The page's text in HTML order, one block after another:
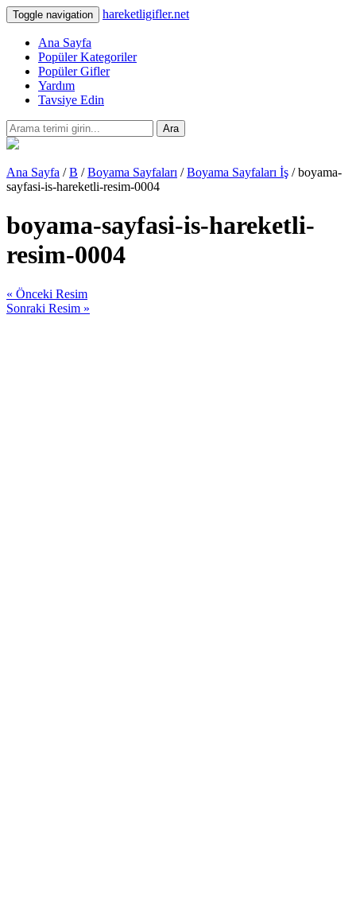
Toggle navigation hareketligifler.net
Ana Sayfa
Popüler Kategoriler
Popüler Gifler
Yardım
Tavsiye Edin
Ara
Ana Sayfa /B /Boyama Sayfaları /Boyama Sayfaları İş / boyama-
sayfasi-is-hareketli-resim-0004
boyama-sayfasi-is-hareketli-
resim-0004
« Önceki Resim
Sonraki Resim »